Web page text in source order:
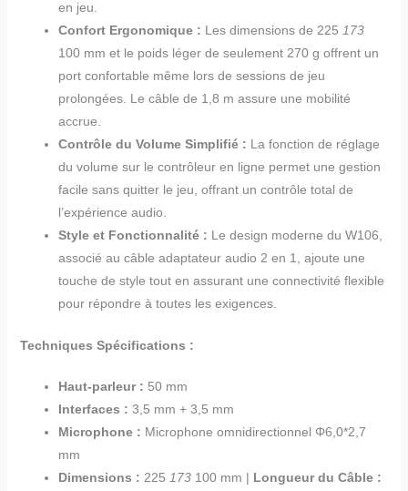
en jeu.
Confort Ergonomique : Les dimensions de 225 173
100 mm et le poids léger de seulement 270 g offrent un
port confortable même lors de sessions de jeu
prolongées. Le câble de 1,8 m assure une mobilité
accrue.
Contrôle du Volume Simplifié : La fonction de réglage
du volume sur le contrôleur en ligne permet une gestion
facile sans quitter le jeu, offrant un contrôle total de
l’expérience audio.
Style et Fonctionnalité : Le design moderne du W106,
associé au câble adaptateur audio 2 en 1, ajoute une
touche de style tout en assurant une connectivité flexible
pour répondre à toutes les exigences.
Techniques Spécifications :
Haut-parleur : 50 mm
Interfaces : 3,5 mm + 3,5 mm
Microphone : Microphone omnidirectionnel Φ6,0*2,7
mm
Dimensions : 225 173100 mm | Longueur du Câble :